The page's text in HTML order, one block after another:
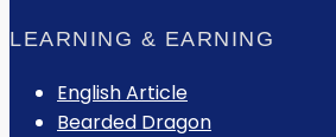
LEARNING & EARNING
English Article
Bearded Dragon